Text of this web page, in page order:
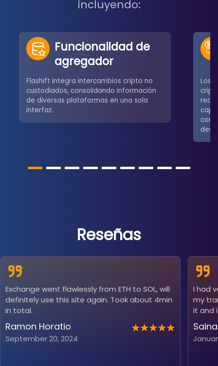
incluyendo:
Funcionalidad de
agregador
Flashift integra intercambios cripto no
custodiados, consolidando información
de diversas plataformas en una sola
interfaz.
Los
Reseñas
Exchange went flawlessly from ETH to SOL, will
definitely use this site again. Took about 4min
in total.
Ramon Horatio
September 20, 2024
I had
my
it and
Saina